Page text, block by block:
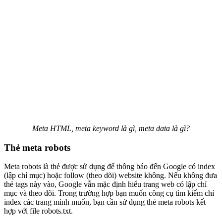
Meta HTML, meta keyword là gì, meta data là gì?
Thẻ meta robots
Meta robots là thẻ được sử dụng để thông báo đến Google có index
(lập chỉ mục) hoặc follow (theo dõi) website không. Nếu không đưa
thẻ tags này vào, Google vẫn mặc định hiểu trang web có lập chỉ
mục và theo dõi. Trong trường hợp bạn muốn công cụ tìm kiếm chỉ
index các trang mình muốn, bạn cần sử dụng thẻ meta robots kết
hợp với file robots.txt.